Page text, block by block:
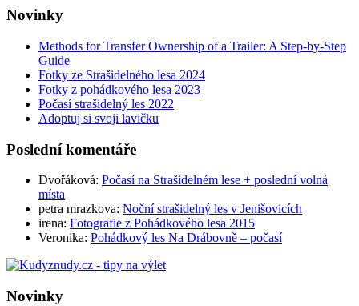
Novinky
Methods for Transfer Ownership of a Trailer: A Step-by-Step
Guide
Fotky ze Strašidelného lesa 2024
Fotky z pohádkového lesa 2023
Počasí strašidelný les 2022
Adoptuj si svoji lavičku
Poslední komentáře
Dvořáková: Počasí na Strašidelném lese + poslední volná
místa
petra mrazkova: Noční strašidelný les v Jenišovicích
irena: Fotografie z Pohádkového lesa 2015
Veronika: Pohádkový les Na Drábovně – počasí
Novinky